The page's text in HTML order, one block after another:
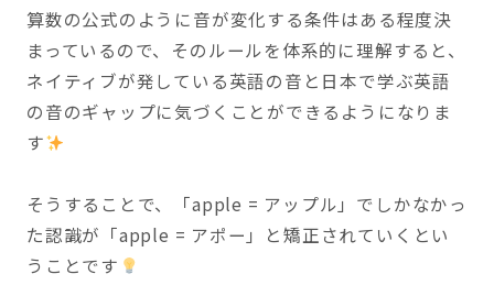
算数の公式のように音が変化する条件はある程度決
まっているので、そのルールを体系的に理解すると、
ネイティブが発している英語の音と日本で学ぶ英語
の音のギャップに気づくことができるようになりま
す
そうすることで、「apple = アップル」でしかなかっ
た認識が「apple = アポー」と矯正されていくとい
うことです